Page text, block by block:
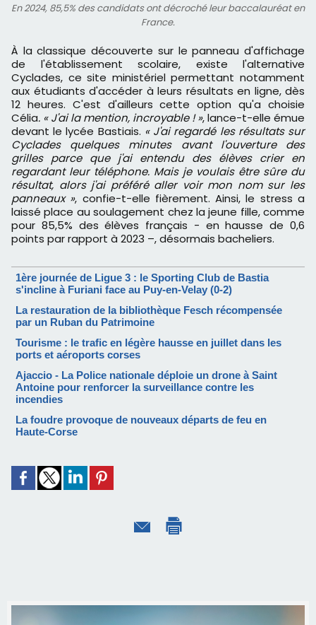
En 2024, 85,5% des candidats ont décroché leur baccalauréat en
France.
À la classique découverte sur le panneau d'affichage
de l'établissement scolaire, existe l'alternative
Cyclades, ce site ministériel permettant notamment
aux étudiants d'accéder à leurs résultats en ligne, dès
12 heures. C'est d'ailleurs cette option qu'a choisie
Célia. « J'ai la mention, incroyable ! », lance-t-elle émue
devant le lycée Bastiais. « J'ai regardé les résultats sur
Cyclades quelques minutes avant l'ouverture des
grilles parce que j'ai entendu des élèves crier en
regardant leur téléphone. Mais je voulais être sûre du
résultat, alors j'ai préféré aller voir mon nom sur les
panneaux », confie-t-elle fièrement. Ainsi, le stress a
laissé place au soulagement chez la jeune fille, comme
pour 85,5% des élèves français - en hausse de 0,6
points par rapport à 2023 –, désormais bacheliers.
1ère journée de Ligue 3 : le Sporting Club de Bastia
s'incline à Furiani face au Puy-en-Velay (0-2)
La restauration de la bibliothèque Fesch récompensée
par un Ruban du Patrimoine
Tourisme : le trafic en légère hausse en juillet dans les
ports et aéroports corses
Ajaccio - La Police nationale déploie un drone à Saint
Antoine pour renforcer la surveillance contre les
incendies
La foudre provoque de nouveaux départs de feu en
Haute-Corse